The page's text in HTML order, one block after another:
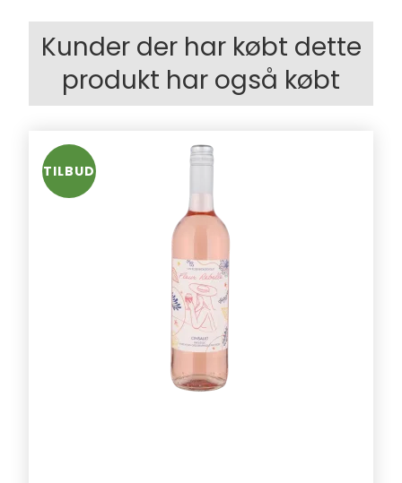
Kunder der har købt dette
produkt har også købt
TILBUD